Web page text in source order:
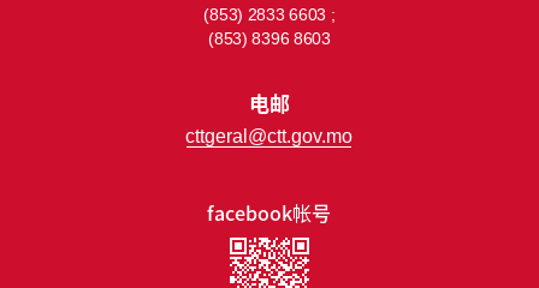
facebook帐号
(853) 2833 6603 ;
(853) 8396 8603
电邮
cttgeral@ctt.gov.mo